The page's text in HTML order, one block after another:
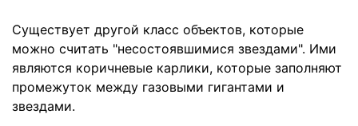
Существует другой класс объектов, которые
можно считать "несостоявшимися звездами". Ими
являются коричневые карлики, которые заполняют
промежуток между газовыми гигантами и
звездами.